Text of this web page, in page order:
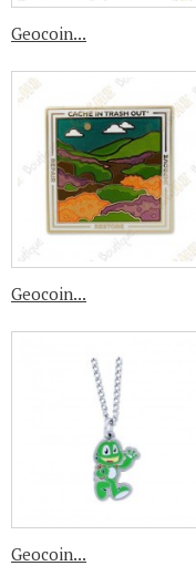
Geocoin...
Geocoin...
Geocoin...